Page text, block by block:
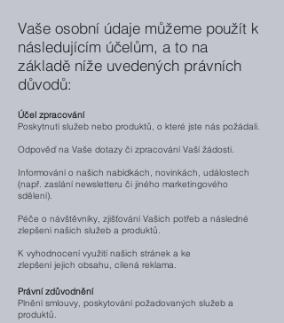
Vaše osobní údaje můžeme použít k
následujícím účelům, a to na
základě níže uvedených právních
důvodů:
Účel zpracování
Poskytnutí služeb nebo produktů, o které jste nás požádali.
Odpověď na Vaše dotazy či zpracování Vaší žádosti.
Informování o našich nabídkách, novinkách, událostech
(např. zaslání newsletteru či jiného marketingového
sdělení).
Péče o návštěvníky, zjišťování Vašich potřeb a následné
zlepšení našich služeb a produktů.
K vyhodnocení využití našich stránek a ke
zlepšení jejich obsahu, cílená reklama.
Právní zdůvodnění
Plnění smlouvy, poskytování požadovaných služeb a
produktů.